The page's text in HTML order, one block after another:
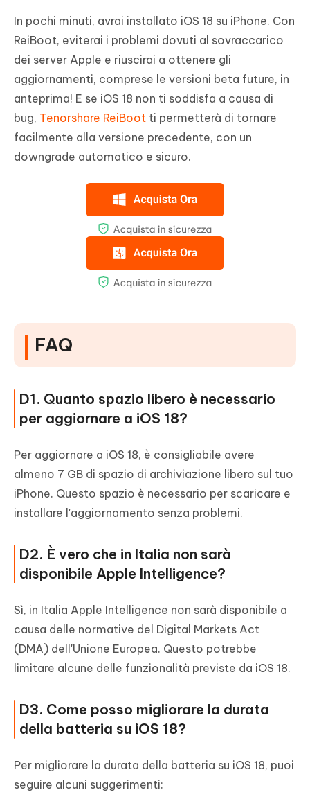
In pochi minuti, avrai installato iOS 18 su iPhone. Con
ReiBoot, eviterai i problemi dovuti al sovraccarico
dei server Apple e riuscirai a ottenere gli
aggiornamenti, comprese le versioni beta future, in
anteprima! E se iOS 18 non ti soddisfa a causa di
bug, Tenorshare ReiBoot ti permetterà di tornare
facilmente alla versione precedente, con un
downgrade automatico e sicuro.
FAQ
D1. Quanto spazio libero è necessario
per aggiornare a iOS 18?
Per aggiornare a iOS 18, è consigliabile avere
almeno 7 GB di spazio di archiviazione libero sul tuo
iPhone. Questo spazio è necessario per scaricare e
installare l'aggiornamento senza problemi.
D2. È vero che in Italia non sarà
disponibile Apple Intelligence?
Sì, in Italia Apple Intelligence non sarà disponibile a
causa delle normative del Digital Markets Act
(DMA) dell'Unione Europea. Questo potrebbe
limitare alcune delle funzionalità previste da iOS 18.
D3. Come posso migliorare la durata
della batteria su iOS 18?
Per migliorare la durata della batteria su iOS 18, puoi
seguire alcuni suggerimenti: